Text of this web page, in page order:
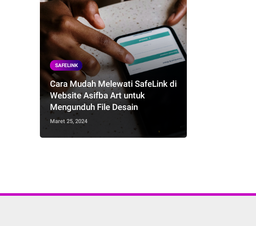
SAFELINK
Cara Mudah Melewati SafeLink di
Website Asifba Art untuk
Mengunduh File Desain
Maret 25, 2024